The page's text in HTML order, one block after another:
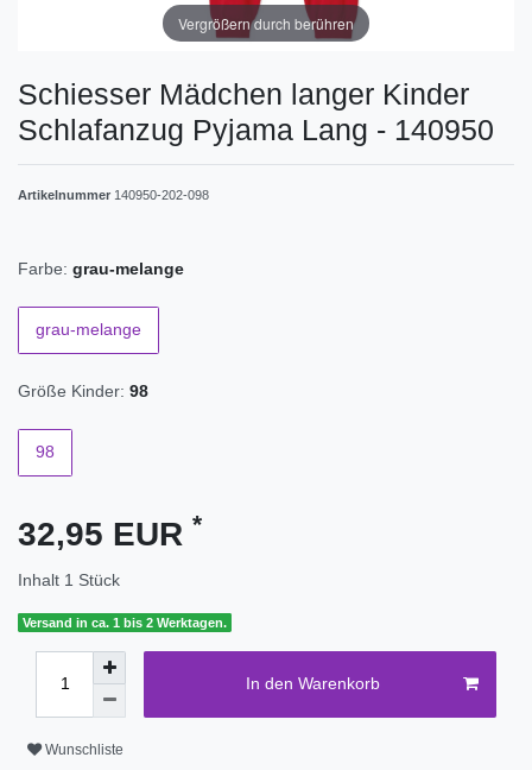
Vergrößern durch berühren
Schiesser Mädchen langer Kinder
Schlafanzug Pyjama Lang - 140950
Artikelnummer 140950-202-098
Farbe: grau-melange
grau-melange
Größe Kinder: 98
98
32,95 EUR *
Inhalt 1 Stück
Versand in ca. 1 bis 2 Werktagen.
In den Warenkorb
Wunschliste